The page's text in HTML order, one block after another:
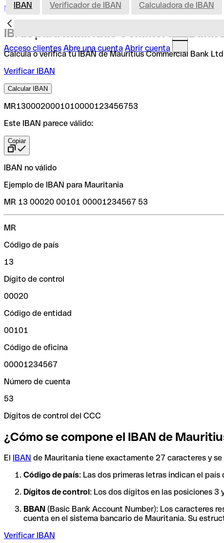
Nederland
Acceso clientes Abre una cuenta Abrir cuenta
IBAN Verificador de IBAN Calculadora de IBAN
IBAN para Mauritius Commercial Bank
Calcula o verifica tu IBAN de Mauritius Commercial Bank
Verificar IBAN
Calcular IBAN
MR1300020001010000123456753
Este IBAN parece válido:
Copiar
IBAN no válido
Ejemplo de IBAN para Mauritania
MR 13 00020 00101 00001234567 53
MR
Código de país
13
Dígito de control
00020
Código de entidad
00101
Código de oficina
00001234567
Número de cuenta
53
Dígitos de control del CCC
¿Cómo se compone el IBAN de
El IBAN de Mauritania tiene exactamente 27 caracteres y
Código de país: Las dos primeras letras indican el
Dígitos de control: Los dos dígitos en las posiciones
BBAN (Basic Bank Account Number): Los caracteres
cuenta en el sistema bancario de Mauritania. Su
Verificar IBAN